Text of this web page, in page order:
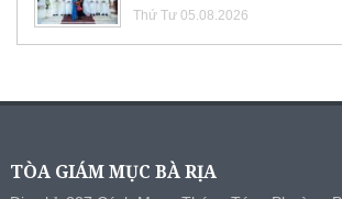
Thứ Tư 05.08.2026
TÒA GIÁM MỤC BÀ RỊA